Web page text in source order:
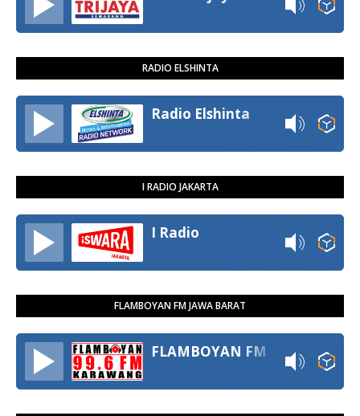
RADIO ELSHINTA
Radio Elshinta
I RADIO JAKARTA
I Radio
FLAMBOYAN FM JAWA BARAT
FLAMBOYAN FM